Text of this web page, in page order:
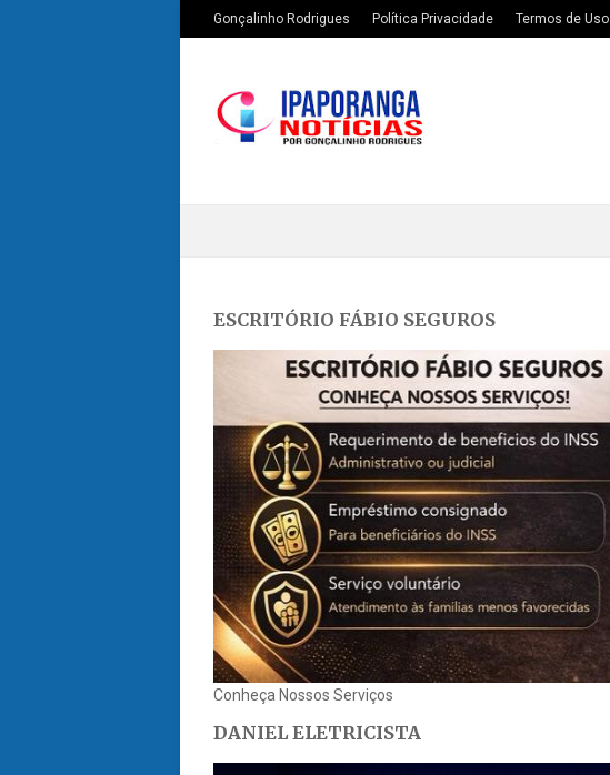
Gonçalinho Rodrigues Política Privacidade Termos de Uso
ESCRITÓRIO FÁBIO SEGUROS
Conheça Nossos Serviços
DANIEL ELETRICISTA